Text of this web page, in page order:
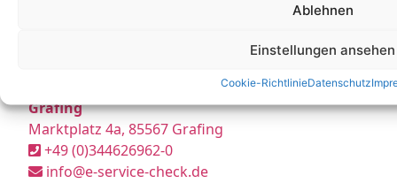
Ablehnen
Einstellungen ansehen
Cookie-RichtlinieDatenschutz
Unsere Korrespondenz-Adressen*:
Grafing
Marktplatz 4a, 85567 Grafing
+49 (0)344626962-0
info@e-service-check.de